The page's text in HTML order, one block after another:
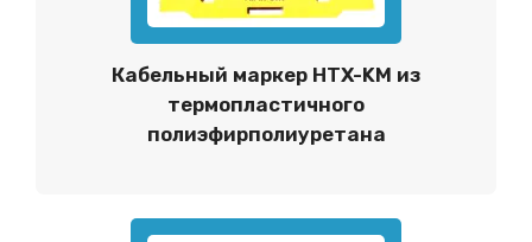
Кабельный маркер HTX-KM из
термопластичного
полиэфирполиуретана